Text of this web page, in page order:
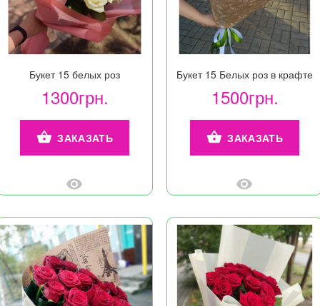
Букет 15 белых роз
1300грн.
ЗАКАЗАТЬ
Букет 15 Белых роз в крафте
1500грн.
ЗАКАЗАТЬ